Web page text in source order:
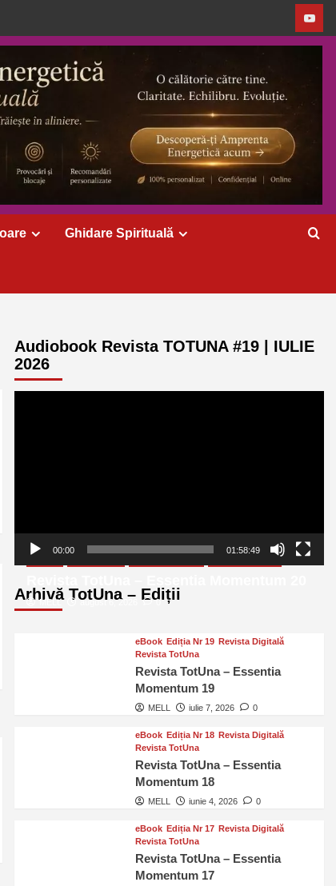
Ghidare Spirituală
Audiobook Revista TOTUNA #19 | IULIE
2026
00:00 01:58:49
Arhivă TotUna – Ediții
MELL august 6, 2026 0
eBook Ediția Nr 19 Revista Digitală
Revista TotUna
Revista TotUna – Essentia
Momentum 19
MELL iulie 7, 2026 0
eBook Ediția Nr 18 Revista Digitală
Revista TotUna
Revista TotUna – Essentia
Momentum 18
MELL iunie 4, 2026 0
eBook Ediția Nr 17 Revista Digitală
Revista TotUna
Revista TotUna – Essentia
Momentum 17